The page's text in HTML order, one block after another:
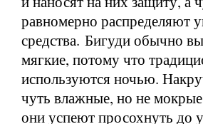
равномерно распределяют
средства. Бигуди обычно
мягкие, потому что
используются ночью.
чуть влажные, но не
они успеют просохнуть до